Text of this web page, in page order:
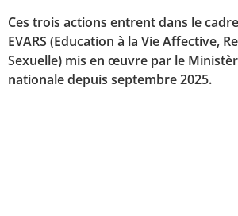
Ces trois actions entrent dans le
EVARS (Education à la Vie Affective,
Sexuelle) mis en œuvre par le
nationale depuis septembre 2025.